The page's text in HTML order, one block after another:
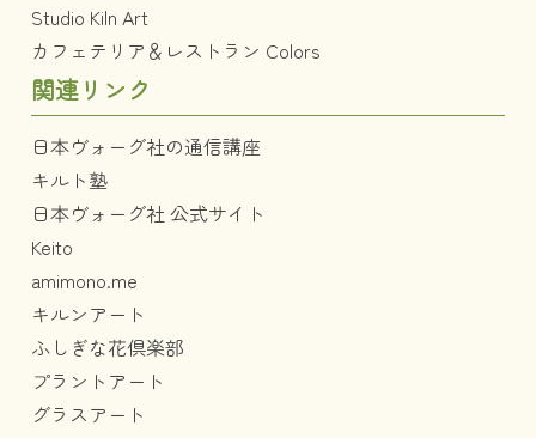
Studio Kiln Art
カフェテリア＆レストラン Colors
関連リンク
日本ヴォーグ社の通信講座
キルト塾
日本ヴォーグ社 公式サイト
Keito
amimono.me
キルンアート
ふしぎな花倶楽部
プラントアート
グラスアート